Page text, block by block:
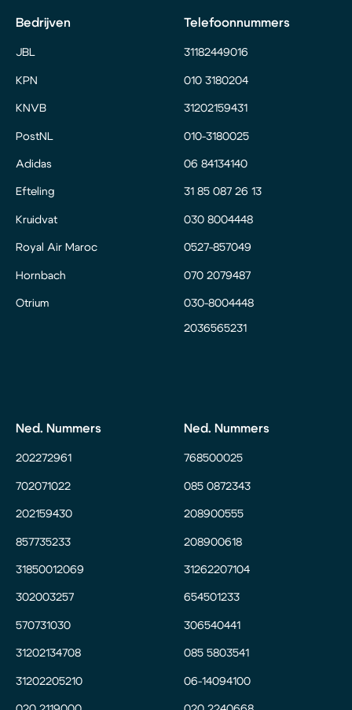
Bedrijven
JBL
KPN
KNVB
PostNL
Adidas
Efteling
Kruidvat
Royal Air Maroc
Hornbach
Otrium
Telefoonnummers
31182449016
010 3180204
31202159431
010-3180025
06 84134140
31 85 087 26 13
030 8004448
0527-857049
070 2079487
030-8004448
2036565231
Ned. Nummers
202272961
702071022
202159430
857735233
31850012069
302003257
570731030
31202134708
31202205210
Ned. Nummers
768500025
085 0872343
208900555
208900618
31262207104
654501233
306540441
085 5803541
06-14094100